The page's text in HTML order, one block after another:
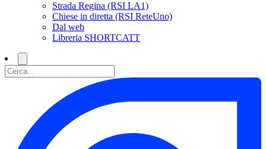
Strada Regina (RSI LA1)
Chiese in diretta (RSI ReteUno)
Dal web
Libreria SHORTCATT